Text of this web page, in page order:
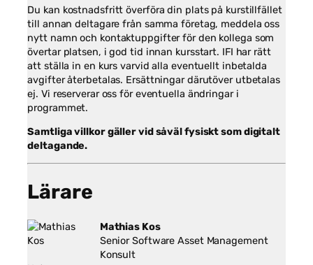
Du kan kostnadsfritt överföra din plats på kurstillfället
till annan deltagare från samma företag, meddela oss
nytt namn och kontaktuppgifter för den kollega som
övertar platsen, i god tid innan kursstart. IFI har rätt
att ställa in en kurs varvid alla eventuellt inbetalda
avgifter återbetalas. Ersättningar därutöver utbetalas
ej. Vi reserverar oss för eventuella ändringar i
programmet.
Samtliga villkor gäller vid såväl fysiskt som digitalt
deltagande.
Lärare
Mathias Kos
Senior Software Asset Management
Konsult